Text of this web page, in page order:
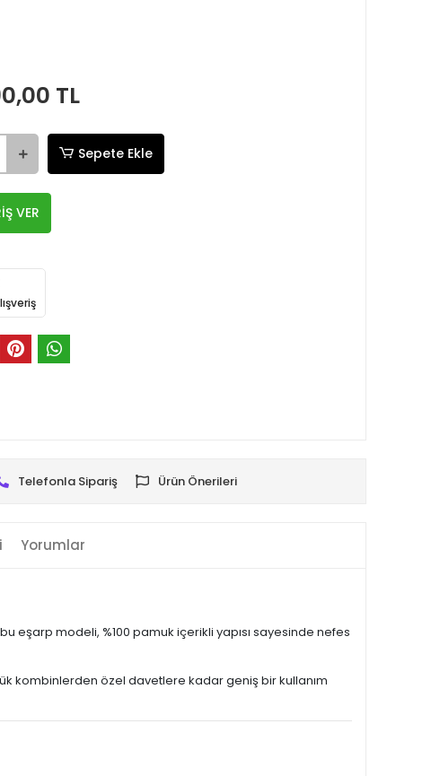
TL
Sepete Ekle
VER
Telefonla Sipariş Ürün Önerileri
Yorumlar
eşarp modeli, %100 pamuk içerikli yapısı sayesinde nefes
kombinlerden özel davetlere kadar geniş bir kullanım